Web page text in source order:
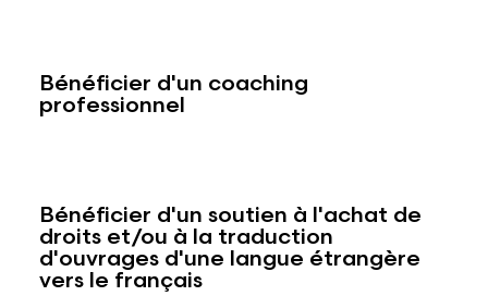
Bénéficier d'un coaching
professionnel
Bénéficier d'un soutien à l'achat de
droits et/ou à la traduction
d'ouvrages d'une langue étrangère
vers le français